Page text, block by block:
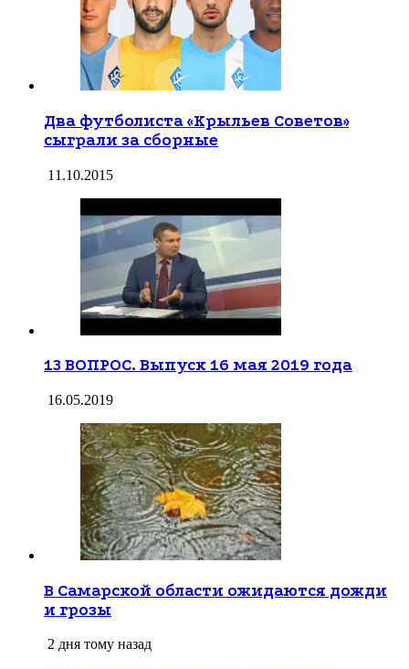
Два футболиста «Крыльев Советов»
сыграли за сборные
11.10.2015
13 ВОПРОС. Выпуск 16 мая 2019 года
16.05.2019
В Самарской области ожидаются дожди
и грозы
2 дня тому назад